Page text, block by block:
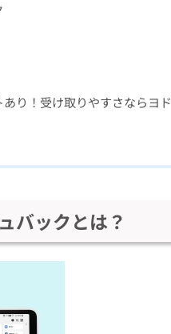
り！受け取りやすさならヨド
バックとは？